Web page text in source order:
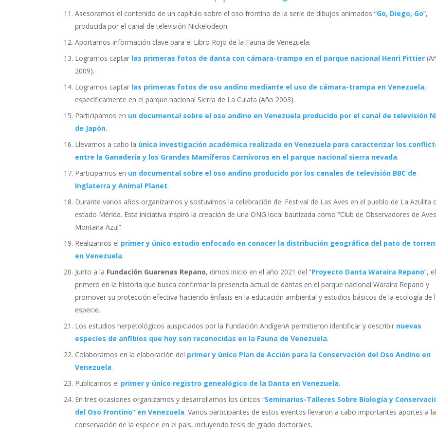
Asesoramos el contenido de un capítulo sobre el oso frontino de la serie de dibujos animados “Go, Diego, Go”,
producida por el canal de televisión Nickelodeon.
Aportamos información clave para el Libro Rojo de la Fauna de Venezuela.
Logramos captar las primeras fotos de danta con cámara-trampa en el parque nacional Henri Pittier
2009).
Logramos captar las primeras fotos de oso andino mediante el uso de cámara-trampa en Venezuela,
específicamente en el parque nacional Sierra de La Culata (Año 2003).
Participamos en un documental sobre el oso andino en Venezuela producido por el canal de televisión
de Japón.
Llevamos a cabo la única investigación académica realizada en Venezuela para caracterizar los
entre la Ganadería y los Grandes Mamíferos Carnívoros en el parque nacional sierra nevada.
Participamos en un documental sobre el oso andino producido por los canales de televisión BBC de
Inglaterra y Animal Planet.
Durante varios años organizamos y sostuvimos la celebración del Festival de Las Aves en el pueblo de La Azulita
estado Mérida. Esta iniciativa inspiró la creación de una ONG local bautizada como “Club de Observadores de Aves
Montaña Azul”.
Realizamos el primer y único estudio enfocado en conocer la distribución geográfica del pato de
en Venezuela.
Junto a la Fundación Guarenas Repano, dimos inicio en el año 2021 del “Proyecto Danta Waraira Repano”, el
primero en la historia que busca confirmar la presencia actual de dantas en el parque nacional Waraira Repano y
promover su protección efectiva haciendo énfasis en la educación ambiental y estudios básicos de la ecología de
especie.
Los estudios herpetológicos auspiciados por la Fundación AndígenA permitieron identificar y describir nuevas
especies de anfibios que hoy son reconocidas en la Fauna de Venezuela.
Colaboramos en la elaboración del primer y único Plan de Acción para la Conservación del Oso Andino en
Venezuela.
Publicamos el primer y único registro genealógico de la Danta en Venezuela.
En tres ocasiones organizamos y desarrollamos los únicos “Seminarios-Talleres Sobre Biología y
del Oso Frontino” en Venezuela. Varios participantes de estos eventos llevaron a cabo importantes aportes a la
conservación de la especie en el país, incluyendo tesis de grado doctorales.